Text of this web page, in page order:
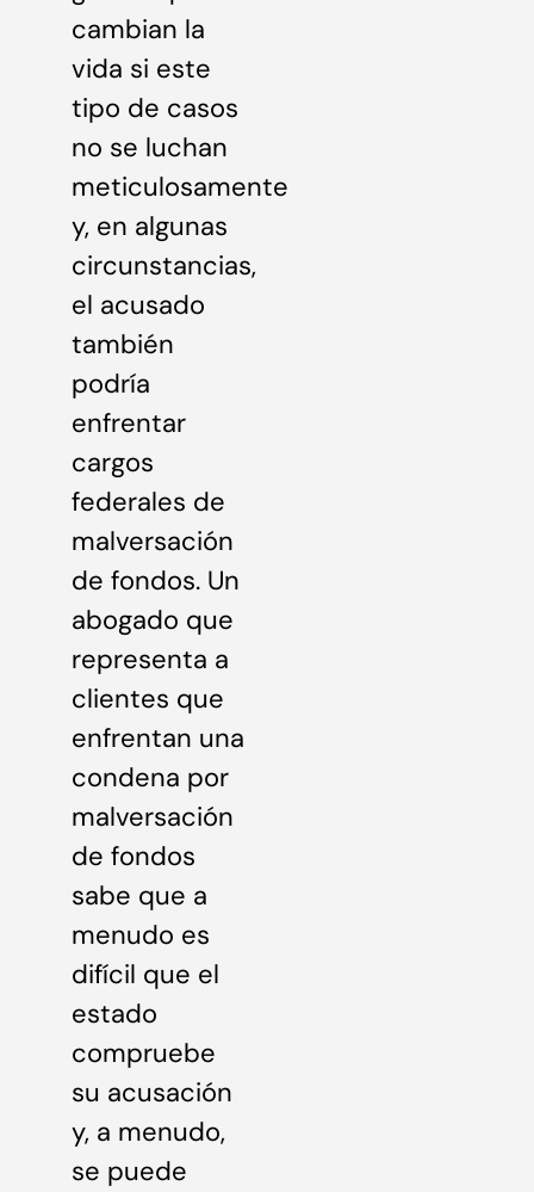
cambian la
vida si este
tipo de casos
no se luchan
meticulosamente
y, en algunas
circunstancias,
el acusado
también
podría
enfrentar
cargos
federales de
malversación
de fondos. Un
abogado que
representa a
clientes que
enfrentan una
condena por
malversación
de fondos
sabe que a
menudo es
difícil que el
estado
compruebe
su acusación
y, a menudo,
se puede